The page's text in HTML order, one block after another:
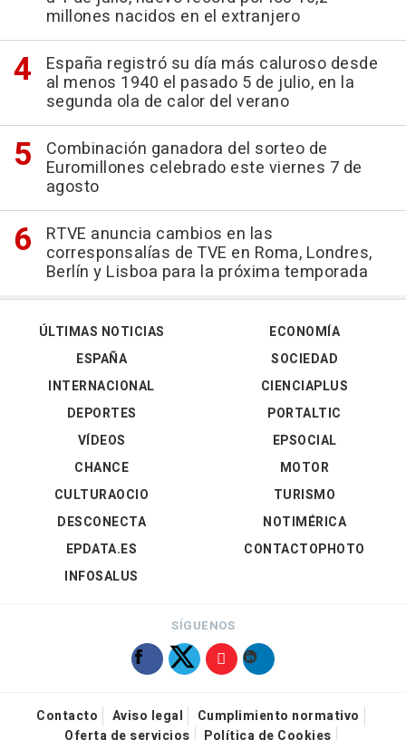
millones nacidos en el extranjero
España registró su día más caluroso desde
al menos 1940 el pasado 5 de julio, en la
segunda ola de calor del verano
Combinación ganadora del sorteo de
Euromillones celebrado este viernes 7 de
agosto
RTVE anuncia cambios en las
corresponsalías de TVE en Roma, Londres,
Berlín y Lisboa para la próxima temporada
ÚLTIMAS NOTICIAS
ESPAÑA
INTERNACIONAL
DEPORTES
VÍDEOS
ECONOMÍA
SOCIEDAD
CIENCIAPLUS
PORTALTIC
EPSOCIAL
CHANCE
CULTURAOCIO
DESCONECTA
EPDATA.ES
INFOSALUS
MOTOR
TURISMO
NOTIMÉRICA
CONTACTOPHOTO
SÍGUENOS
Contacto Aviso legal
Cumplimiento normativo
Oferta de servicios
Política de Cookies